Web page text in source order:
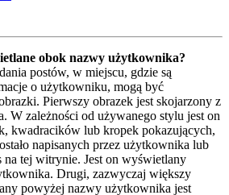
obok nazwy użytkownika?
postów, w miejscu, gdzie są
o użytkowniku, mogą być
Pierwszy obrazek jest skojarzony z
W zależności od używanego stylu jest on
kwadracików lub kropek pokazujących,
napisanych przez użytkownika lub
na tej witrynie. Jest on wyświetlany
Drugi, zazwyczaj większy
powyżej nazwy użytkownika jest